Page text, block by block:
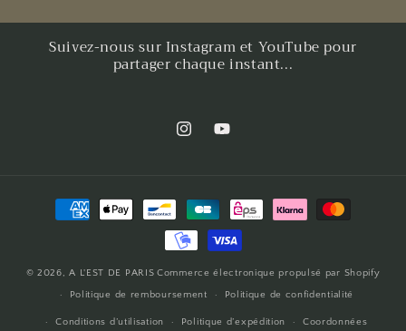
Suivez-nous sur Instagram et YouTube pour
partager chaque instant...
InstagramYouTube
Moyens
© 2026,A L'EST DE PARIS Commerce électronique propulsé par Shopify
Politique de remboursement
Politique de confidentialité
Conditions d’utilisation Politique d’expédition Coordonnées